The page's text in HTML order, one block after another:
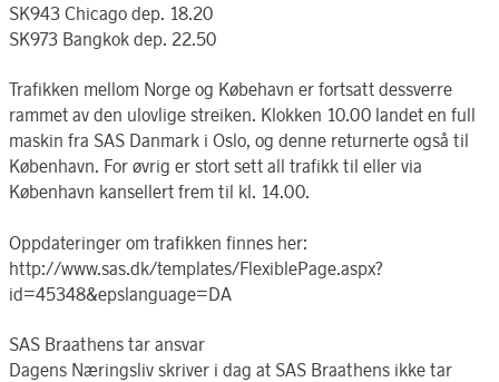
SK943 Chicago dep. 18.20
SK973 Bangkok dep. 22.50
Trafikken mellom Norge og Købehavn er fortsatt dessverre
rammet av den ulovlige streiken. Klokken 10.00 landet en full
maskin fra SAS Danmark i Oslo, og denne returnerte også til
København. For øvrig er stort sett all trafikk til eller via
København kansellert frem til kl. 14.00.
Oppdateringer om trafikken finnes her:
http://www.sas.dk/templates/FlexiblePage.aspx?
id=45348&epslanguage=DA
SAS Braathens tar ansvar
Dagens Næringsliv skriver i dag at SAS Braathens ikke tar